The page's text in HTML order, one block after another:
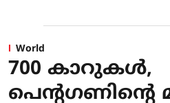
World
700 കാറുകള്‍,
പെന്റഗണിന്റെ